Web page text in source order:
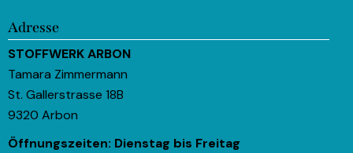
Adresse
STOFFWERK ARBON
Tamara Zimmermann
St. Gallerstrasse 18B
9320 Arbon
Öffnungszeiten: Dienstag bis Freitag